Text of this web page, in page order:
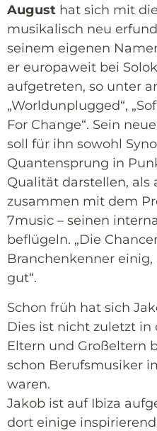
August hat sich mit
musikalisch neu
seinem eigenen
er europaweit bei
aufgetreten, so unter
„Worldunplugged“,
For Change“. Sein
soll für ihn sowohl
Quantensprung in
Qualität darstellen, als
zusammen mit dem
7music – seinen
beflügeln. „Die
Branchenkenner
gut“.
Schon früh hat sich
Dies ist nicht zuletzt in
Eltern und Großeltern
schon Berufsmusiker
waren.
Jakob ist auf Ibiza
dort einige